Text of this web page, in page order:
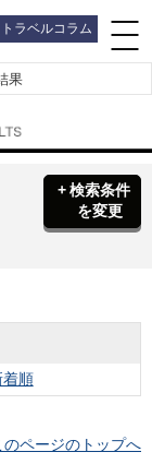
トラベルコラム
果
検索条件
を変更
着順
のページのトップへ